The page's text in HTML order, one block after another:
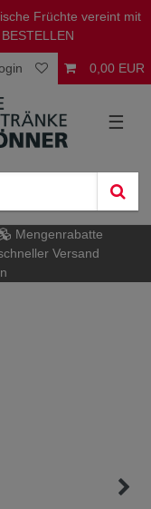
Früchte vereint mit
0,00 EUR
☰
Mengenrabatte
Versand